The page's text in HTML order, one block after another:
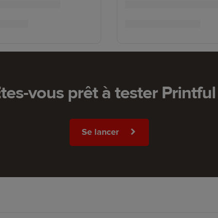
vous prêt à tester Printful
Se lancer